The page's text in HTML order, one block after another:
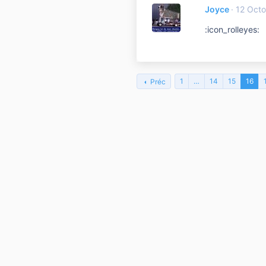
Joyce
12
:icon_rolleyes:
Préc 1 … 14 15 16